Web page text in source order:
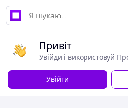
Привіт
Увійди і використовуй
Увійти